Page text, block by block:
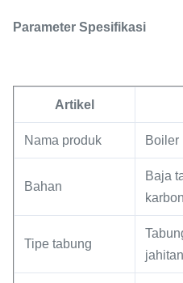
Parameter Spesifikasi
Artikel
Nama produk Boiler
Bahan
Baja
karbon
Tipe tabung